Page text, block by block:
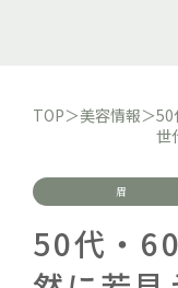
TOP＞美容情報＞50
世
眉
50代・